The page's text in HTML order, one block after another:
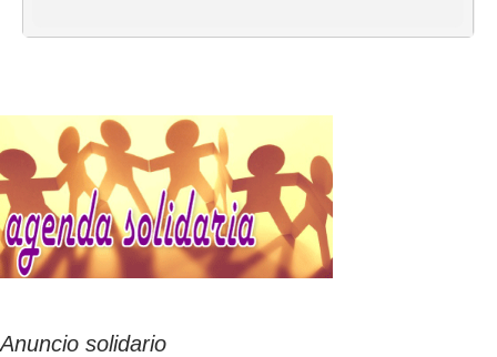
Anuncio solidario